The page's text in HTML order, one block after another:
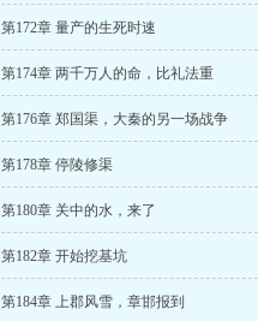
第172章 量产的生死时速
第174章 两千万人的命，比礼法重
第176章 郑国渠，大秦的另一场战争
第178章 停陵修渠
第180章 关中的水，来了
第182章 开始挖基坑
第184章 上郡风雪，章邯报到